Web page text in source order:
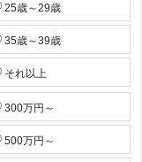
25歳～29歳
35歳～39歳
それ以上
300万円～
500万円～